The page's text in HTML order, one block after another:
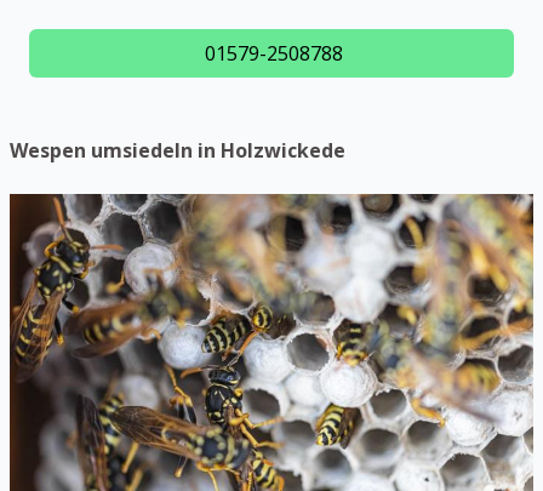
01579-2508788
Wespen umsiedeln in Holzwickede